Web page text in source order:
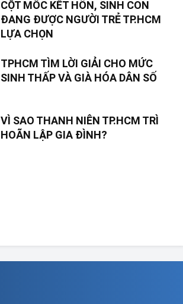
CỘT MỐC KẾT HÔN, SINH CON
ĐANG ĐƯỢC NGƯỜI TRẺ TP.HCM
LỰA CHỌN
TPHCM TÌM LỜI GIẢI CHO MỨC
SINH THẤP VÀ GIÀ HÓA DÂN SỐ
VÌ SAO THANH NIÊN TP.HCM TRÌ
HOÃN LẬP GIA ĐÌNH?